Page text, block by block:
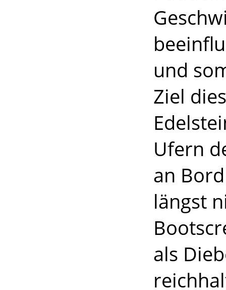
und
Ziel
Ufern
an
längst
als